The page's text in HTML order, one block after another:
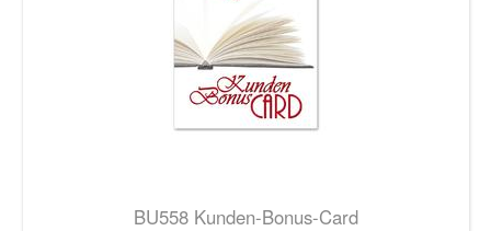
BU558 Kunden-Bonus-Card